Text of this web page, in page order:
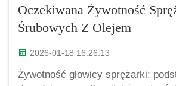
Oczekiwana Żywotność
Śrubowych Z Olejem
2026-01-18 16:26:13
Żywotność głowicy sprężarki: